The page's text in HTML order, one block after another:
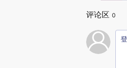
评论区 0